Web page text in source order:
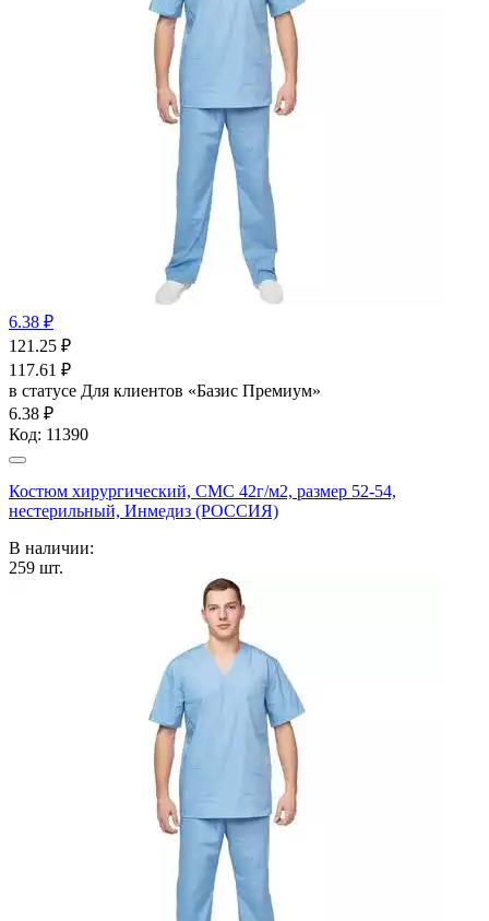
6.38 ₽
121.25 ₽
117.61 ₽
в статусе Для клиентов «Базис Премиум»
6.38 ₽
Код: 11390
Костюм хирургический, СМС 42г/м2, размер 52-54,
нестерильный, Инмедиз (РОССИЯ)
В наличии:
259 шт.